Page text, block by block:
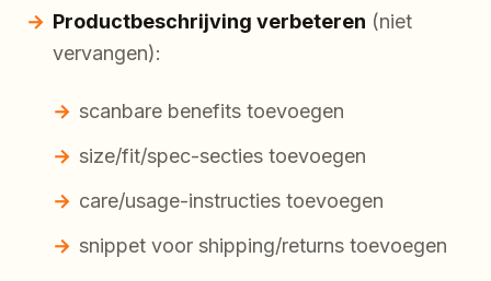
Productbeschrijving verbeteren (niet
vervangen):
scanbare benefits toevoegen
size/fit/spec-secties toevoegen
care/usage-instructies toevoegen
snippet voor shipping/returns toevoegen